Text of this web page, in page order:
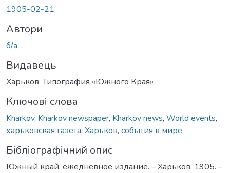
1905-02-21
Автори
б/а
Видавець
Харьков: Типография «Южного Края»
Ключові слова
Kharkov, Kharkov newspaper, Kharkov news, World events,
харьковская газета, Харьков, события в мире
Бібліографічний опис
Южный край: ежедневное издание. – Харьков, 1905. –